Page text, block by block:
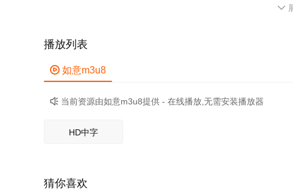
时，懵懂中的他也被一双看不见的幕后之手推动着，在漩涡中他

播放列表
 如意m3u8
 当前资源由如意m3u8提供 - 在线播放,无需安装播放器
HD中字
猜你喜欢